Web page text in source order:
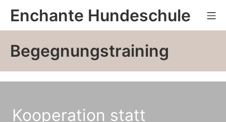
Inhalt
springen
Enchante Hundeschule
Begegnungstraining
Kooperation statt